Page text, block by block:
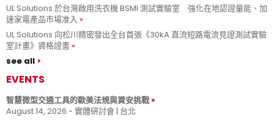
UL Solutions 於台灣啟用洗衣機 BSMI 測試實驗室 強化在地認證量能、加
速家電產品市場准入
UL Solutions 向松川精密發出全台首張《30kA 直流短路電流見證測試實驗
室計畫》資格證書
see all
EVENTS
智慧微型交通工具的歐美法規與資安挑戰
August 14, 2026 - 實體研討會 | 台北